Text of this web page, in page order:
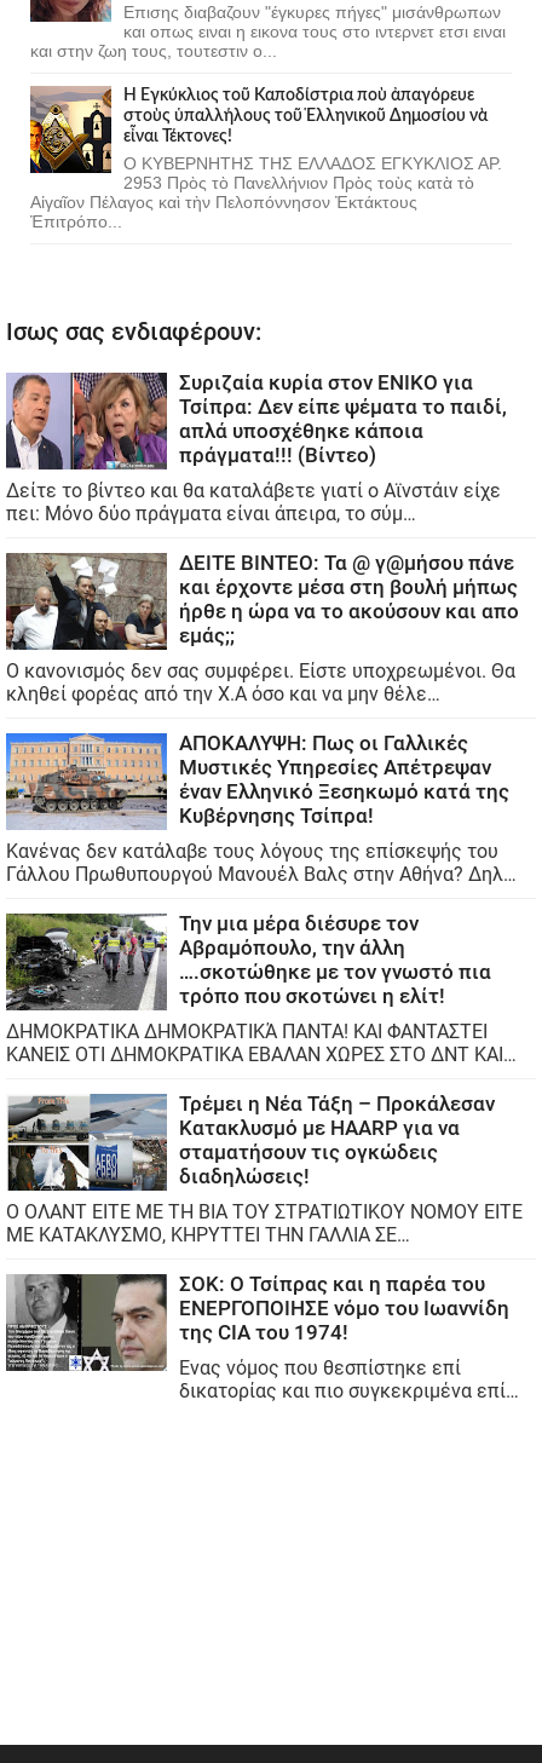
Επισης διαβαζουν "έγκυρες πήγες" μισάνθρωπων
και οπως ειναι η εικονα τους στο ιντερνετ ετσι ειναι
και στην ζωη τους, τουτεστιν ο...
Ἡ Ἐγκύκλιος τοῦ Καποδίστρια ποὺ ἀπαγόρευε
στοὺς ὑπαλλήλους τοῦ Ἑλληνικοῦ Δημοσίου νὰ
εἶναι Τέκτονες!
Ο ΚΥΒΕΡΝΗΤΗΣ ΤΗΣ ΕΛΛΑΔΟΣ ΕΓΚΥΚΛΙΟΣ ΑΡ.
2953 Πρὸς τὸ Πανελλήνιον Πρὸς τοὺς κατὰ τὸ
Αἰγαῖον Πέλαγος καὶ τὴν Πελοπόννησον Ἐκτάκτους
Ἐπιτρόπο...